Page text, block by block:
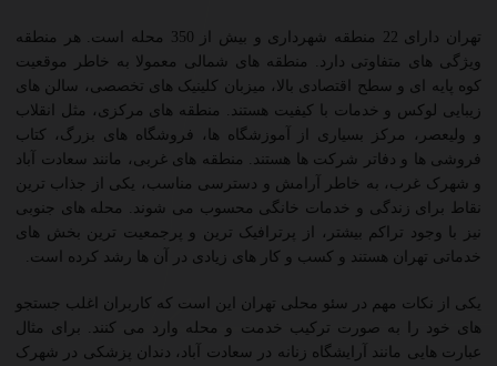
تهران دارای 22 منطقه شهرداری و بیش از 350 محله است. هر منطقه
ویژگی های متفاوتی دارد. منطقه های شمالی معمولا به خاطر موقعیت
کوه پایه ای و سطح اقتصادی بالا، میزبان کلینیک های تخصصی، سالن های
زیبایی لوکس و خدمات با کیفیت هستند. منطقه های مرکزی، مثل انقلاب
و ولیعصر، مرکز بسیاری از آموزشگاه ها، فروشگاه های بزرگ، کتاب
فروشی ها و دفاتر شرکت ها هستند. منطقه های غربی، مانند سعادت آباد
و شهرک غرب، به خاطر آرامش و دسترسی مناسب، یکی از جذاب ترین
نقاط برای زندگی و خدمات خانگی محسوب می شوند. محله های جنوبی
نیز با وجود تراکم بیشتر، از پرترافیک ترین و پرجمعیت ترین بخش های
خدماتی تهران هستند و کسب و کار های زیادی در آن ها رشد کرده است.
یکی از نکات مهم در سئو محلی تهران این است که کاربران اغلب جستجو
های خود را به صورت ترکیب خدمت و محله وارد می کنند. برای مثال
عبارت هایی مانند آرایشگاه زنانه در سعادت آباد، دندان پزشکی در شهرک